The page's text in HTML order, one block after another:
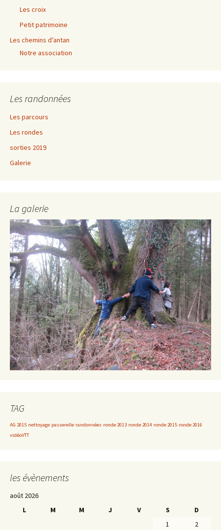
Les croix
Petit patrimoine
Les chemins d’antan
Notre association
Les randonnées
Les parcours
Les rondes
sorties 2019
Galerie
La galerie
TAG
AG 2015 nettoyage passerelle randonnées ronde 2013 ronde 2014 ronde 2015 ronde 2016
vidéoVTT
les évènements
août 2026
L
M M J V S
D
1
2